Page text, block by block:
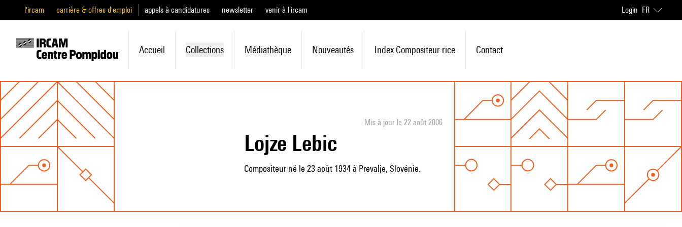
l'ircam carrière & offres d'emploi appels à candidatures newsletter venir à l'ircam Login FR
Accueil Collections Médiathèque Nouveautés Index Compositeur·rice Contact
Mis à jour le 22 août 2006
Lojze Lebic
Compositeur né le 23 août 1934 à Prevalje, Slovénie.